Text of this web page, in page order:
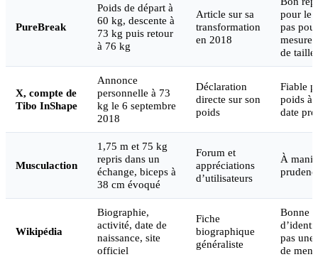
PureBreak
Poids de départ à
60 kg, descente à
73 kg puis retour
à 76 kg
Article sur sa
transformation
en 2018
pour le
pas
mesure
de taille
X, compte de
Tibo InShape
Annonce
personnelle à 73
kg le 6 septembre
2018
Déclaration
directe sur son
poids
Fiable
poids à
date
Musculaction
1,75 m et 75 kg
repris dans un
échange, biceps à
38 cm évoqué
Forum et
appréciations
d’utilisateurs
À
Wikipédia
Biographie,
activité, date de
naissance, site
officiel
Fiche
biographique
généraliste
Bonne
pas une
de